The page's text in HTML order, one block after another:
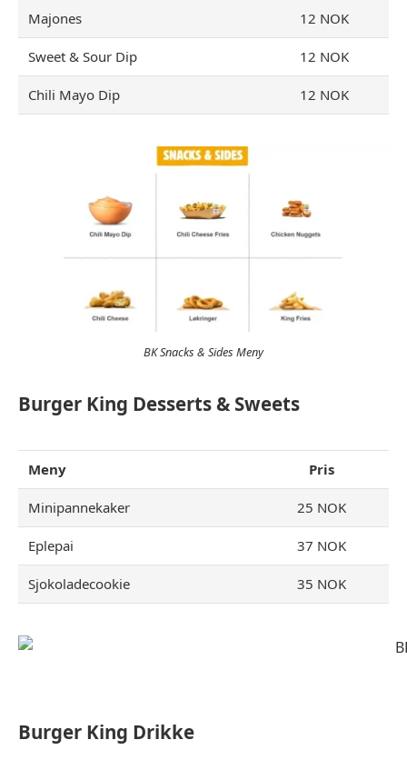
Majones 12 NOK
Sweet & Sour Dip 12 NOK
Chili Mayo Dip 12 NOK
BK Snacks & Sides Meny
Burger King Desserts & Sweets
Meny Pris
Minipannekaker 25 NOK
Eplepai 37 NOK
Sjokoladecookie 35 NOK
Burger King Drikke